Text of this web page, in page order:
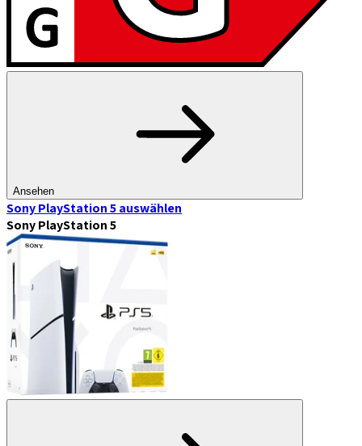
Ansehen
Sony PlayStation 5auswählen
Sony PlayStation 5